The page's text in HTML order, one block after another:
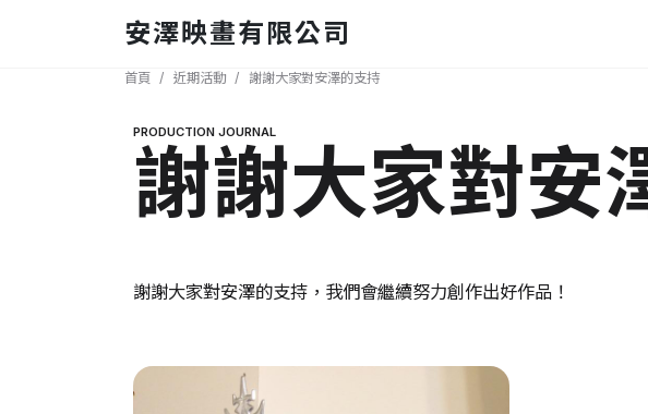
安澤映畫有限公司
導航連結
首頁 近期活動 謝謝大家對安澤的支持
PRODUCTION JOURNAL
謝謝大家對安
謝謝大家對安澤的支持，我們會繼續努力創作出好作品！